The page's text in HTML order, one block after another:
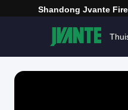
Shandong Jvante